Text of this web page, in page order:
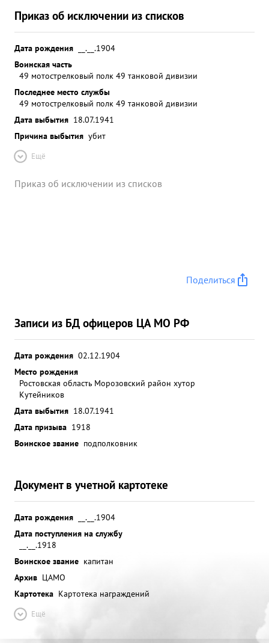
Приказ об исключении из списков
Дата рождения
__.__.1904
Воинская часть
49 мотострелковый полк 49 танковой дивизии
Последнее место службы
49 мотострелковый полк 49 танковой дивизии
Дата выбытия 18.07.1941
Причина выбытия убит
Ещё
Приказ об исключении из списков
Поделиться
Записи из БД офицеров ЦА МО РФ
Дата рождения 02.12.1904
Место рождения
Ростовская область Морозовский район хутор
Кутейников
Дата выбытия 18.07.1941
Дата призыва 1918
Воинское звание подполковник
Документ в учетной картотеке
Дата рождения
__.__.1904
Дата поступления на службу
__.__.1918
Воинское звание капитан
Архив ЦАМО
Картотека Картотека награждений
Ещё